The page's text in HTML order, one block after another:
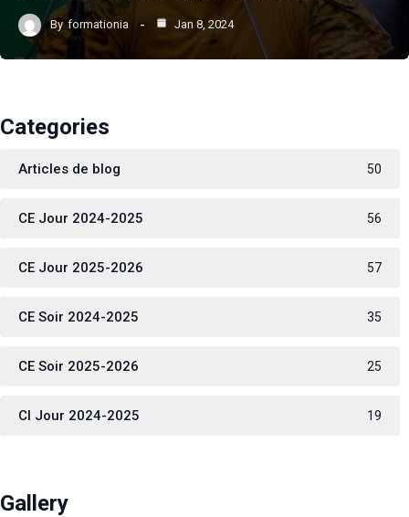
By formationia Jan 8, 2024
Categories
Articles de blog 50
CE Jour 2024-2025 56
CE Jour 2025-2026 57
CE Soir 2024-2025 35
CE Soir 2025-2026 25
CI Jour 2024-2025 19
Gallery